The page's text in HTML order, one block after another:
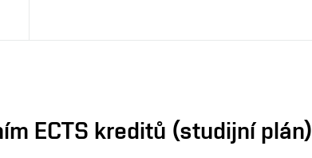
ECTS kreditů (studijní plán)